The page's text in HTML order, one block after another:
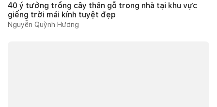
40 ý tưởng trồng cây thân gỗ trong nhà tại khu vực
giếng trời mái kính tuyệt đẹp
Nguyễn Quỳnh Hương